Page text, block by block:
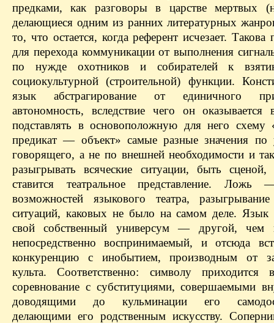
предками, как разговоры в царстве мертвых
делающиеся одним из ранних литературных
то, что остается, когда референт исчезает. Такова
для перехода коммуникации от выполнения
по нужде охотников и собирателей к
социокультурной (строительной) функции.
язык абстрагирование от единичного
автономность, вследствие чего он оказывается
подставлять в основоположную для него
предикат — объект» самые разные значения по
говорящего, а не по внешней необходимости и
разыгрывать всяческие ситуации, быть
ставится театральное представление.
возможностей языкового театра,
ситуаций, каковых не было на самом деле. Язык
свой собственный универсум — другой, чем
непосредственно воспринимаемый, и отсюда
конкуренцию с инобытием, производным от
культа. Соответственно: символу приходится
соревнование с субституциями, совершаемыми
доводящими до кульминации его
делающими его родственным искусству.